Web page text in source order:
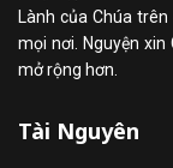
Lành của Chúa
mọi nơi. Nguyện
mở rộng hơn.
Tài Nguyên